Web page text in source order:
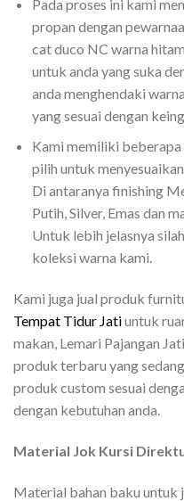
Pada proses ini kami
propan dengan
cat duco NC warna
untuk anda yang suka
anda menghendaki
yang sesuai dengan
Kami memiliki beberapa
pilih untuk
Di antaranya finishing
Putih, Silver, Emas dan
Untuk lebih jelasnya
koleksi warna kami.
Kami juga jual produk
Tempat Tidur Jatiuntuk
makan, Lemari Pajangan
produk terbaru yang
produk custom sesuai
dengan kebutuhan anda.
Material Jok Kursi
Material bahan baku